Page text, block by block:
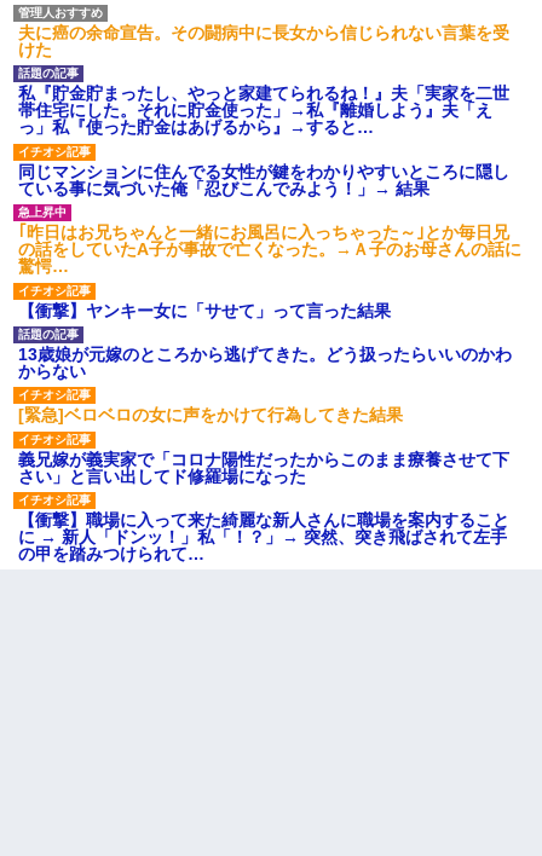
百年の恋12-899 食べた量を
張り合ってくる
【悲報】佐藤輝明・・・２軍
でも盛大にやらかす←あまり悲
しませないでくれ
夫に癌の余命宣告。その闘病中に長女から信じられない言葉を受
けた
私『貯金貯まったし、やっと家建てられるね！』夫「実家を二世
帯住宅にした。それに貯金使った」→私『離婚しよう』夫「え
っ」私『使った貯金はあげるから』→すると…
同じマンションに住んでる女性が鍵をわかりやすいところに隠し
ている事に気づいた俺「忍びこんでみよう！」→ 結果
｢昨日はお兄ちゃんと一緒にお風呂に入っちゃった～｣とか毎日兄
の話をしていたA子が事故で亡くなった。→Ａ子のお母さんの話に
驚愕…
【衝撃】ヤンキー女に「サせて」って言った結果
13歳娘が元嫁のところから逃げてきた。どう扱ったらいいのかわ
からない
[緊急]ベロベロの女に声をかけて行為してきた結果
義兄嫁が義実家で「コロナ陽性だったからこのまま療養させて下
さい」と言い出してド修羅場になった
【衝撃】職場に入って来た綺麗な新人さんに職場を案内すること
に → 新人「ドンッ！」私「！？」→ 突然、突き飛ばされて左手
の甲を踏みつけられて…